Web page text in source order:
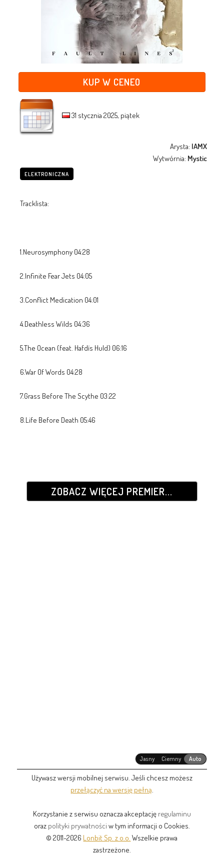
KUP W CENEO
31 stycznia 2025, piątek
Arysta: IAMX
Wytwórnia: Mystic
ELEKTRONICZNA
Tracklista:
1.Neurosymphony 04:28
2.Infinite Fear Jets 04:05
3.Conflict Medication 04:01
4.Deathless Wilds 04:36
5.The Ocean (feat. Hafdís Huld) 06:16
6.War Of Words 04:28
7.Grass Before The Scythe 03:22
8.Life Before Death 05:46
ZOBACZ WIĘCEJ PREMIER...
Jasny Ciemny Auto
Używasz wersji mobilnej serwisu. Jeśli chcesz możesz
przełączyć na wersję pełną
Korzystanie z serwisu oznacza akceptację regulaminu
oraz polityki prywatności w tym informacji o Cookies.
© 2011-2026 Lonbit Sp. z o.o. Wszelkie prawa
zastrzeżone.